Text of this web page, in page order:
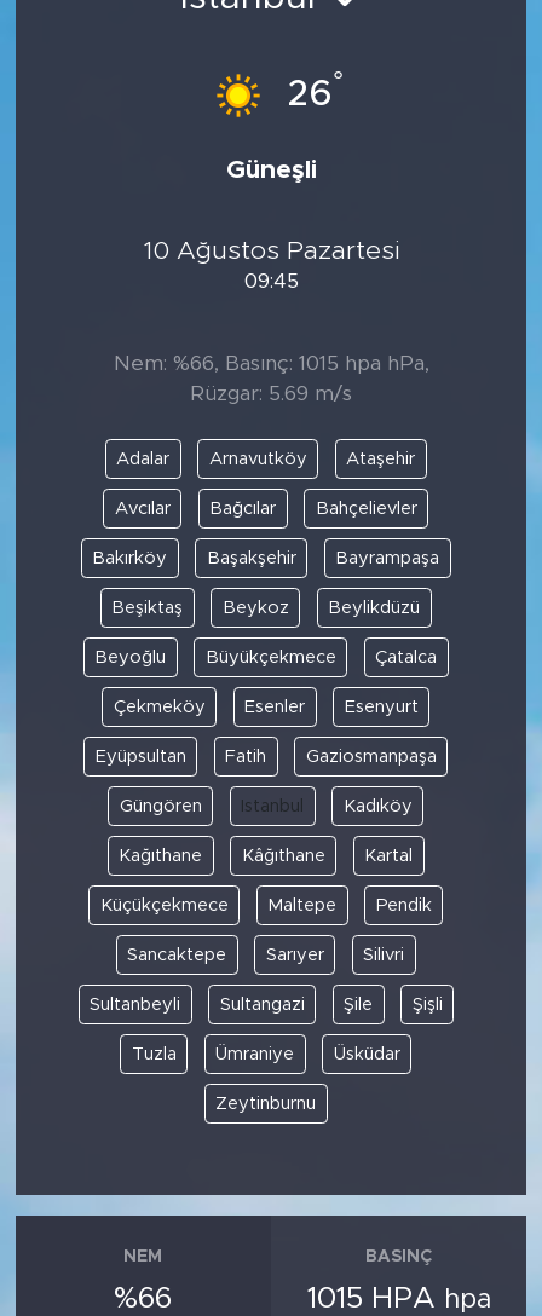
26°
Güneşli
10 Ağustos Pazartesi
09:45
Nem: %66, Basınç: 1015 hpa hPa,
Rüzgar: 5.69 m/s
Adalar Arnavutköy Ataşehir
Avcılar Bağcılar Bahçelievler
Bakırköy Başakşehir Bayrampaşa
Beşiktaş Beykoz Beylikdüzü
Beyoğlu Büyükçekmece Çatalca
Çekmeköy Esenler Esenyurt
Eyüpsultan Fatih Gaziosmanpaşa
Güngören Istanbul Kadıköy
Kağıthane Kâğıthane Kartal
Küçükçekmece Maltepe Pendik
Sancaktepe Sarıyer Silivri
Sultanbeyli Sultangazi Şile Şişli
Tuzla Ümraniye Üsküdar
Zeytinburnu
NEM
%66
BASINÇ
1015 HPA hpa
YAZARLAR
POLİTİKA
EKONOMİ
SPOR
KÜLTÜR SANAT
YAŞAM
TARİHTEN GÜNÜMÜZE
TARİH
KADIN
SAĞLIK
SİYASET
MEDYA KÖŞESİ
VİDEOLAR